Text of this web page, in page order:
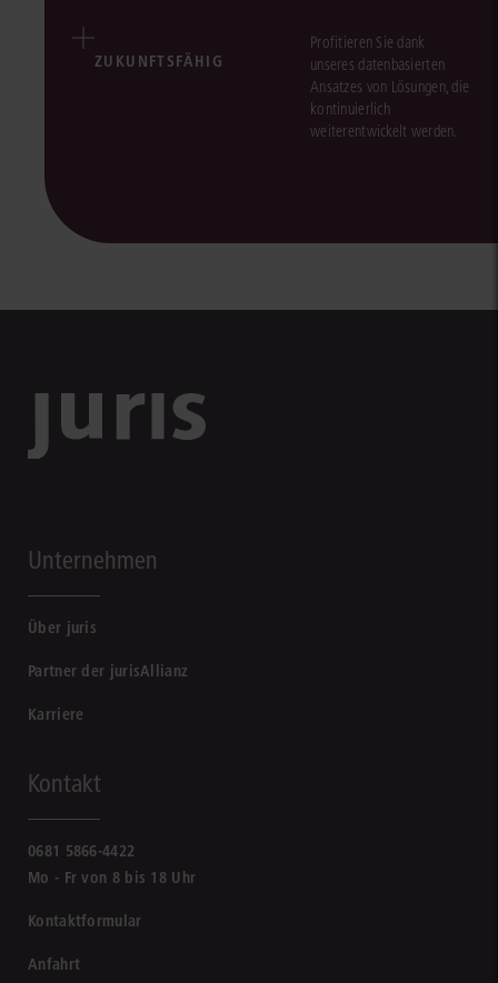
ZUKUNFTSFÄHIG
Profitieren Sie dank
unseres datenbasierten
Ansatzes von Lösungen, die
kontinuierlich
weiterentwickelt werden.
Unternehmen
Über juris
Partner der jurisAllianz
Karriere
Kontakt
0681 5866-4422
Mo - Fr von 8 bis 18 Uhr
Kontaktformular
Anfahrt